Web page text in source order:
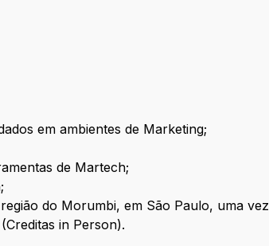
em ambientes de Marketing;
de Martech;
do Morumbi, em São Paulo, uma vez
in Person).